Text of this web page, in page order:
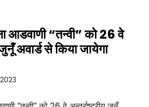
आडवाणी “तन्वी” को 26 वे
जुनूँ अवार्ड से किया जायेगा